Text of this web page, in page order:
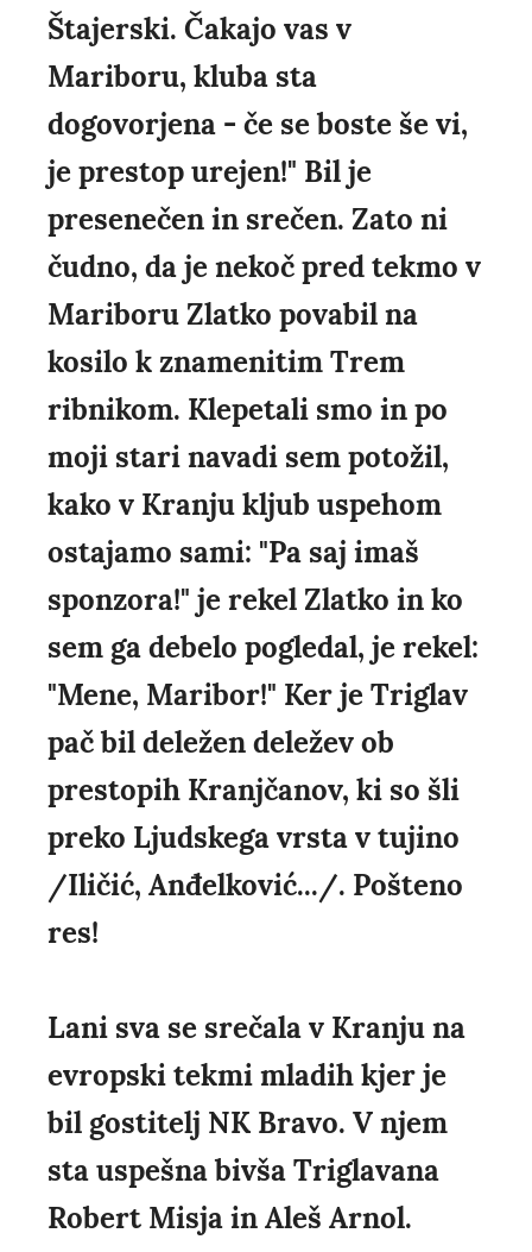
Štajerski. Čakajo vas v
Mariboru, kluba sta
dogovorjena - če se boste še vi,
je prestop urejen!" Bil je
presenečen in srečen. Zato ni
čudno, da je nekoč pred tekmo v
Mariboru Zlatko povabil na
kosilo k znamenitim Trem
ribnikom. Klepetali smo in po
moji stari navadi sem potožil,
kako v Kranju kljub uspehom
ostajamo sami: "Pa saj imaš
sponzora!" je rekel Zlatko in ko
sem ga debelo pogledal, je rekel:
"Mene, Maribor!" Ker je Triglav
pač bil deležen deležev ob
prestopih Kranjčanov, ki so šli
preko Ljudskega vrsta v tujino
/Iličić, Anđelković.../. Pošteno
res!
Lani sva se srečala v Kranju na
evropski tekmi mladih kjer je
bil gostitelj NK Bravo. V njem
sta uspešna bivša Triglavana
Robert Misja in Aleš Arnol.